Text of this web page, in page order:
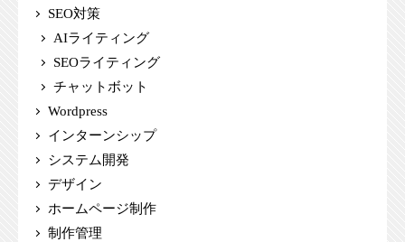
SEO対策
AIライティング
SEOライティング
チャットボット
Wordpress
インターンシップ
システム開発
デザイン
ホームページ制作
制作管理